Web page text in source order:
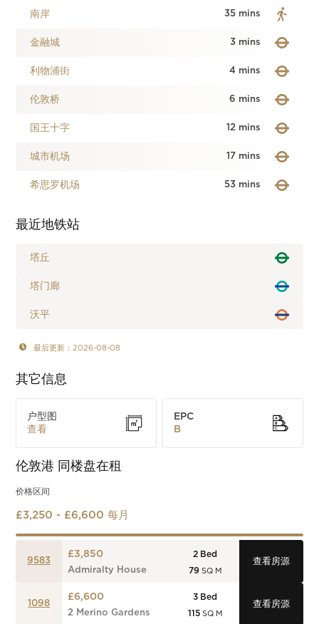
南岸 35 mins
金融城 3 mins
利物浦街 4 mins
伦敦桥 6 mins
国王十字 12 mins
城市机场 17 mins
希思罗机场 53 mins
最近地铁站
塔丘
塔门廊
沃平
最后更新：2026-08-08
其它信息
户型图
查看
EPC
B
伦敦港 同楼盘在租
价格区间
£3,250 - £6,600 每月
9583
£3,850
Admiralty House
2 Bed
79 SQ M
查看房源
1098
£6,600
2 Merino Gardens
3 Bed
115 SQ M
查看房源